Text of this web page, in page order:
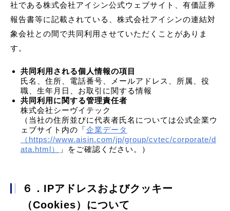
社である株式会社アイシン公式ウェブサイト、有価証券
報告書等に記載されている、株式会社アイシンの連結対
象会社との間で共同利用させていただくことがありま
す。
共同利用される個人情報の項目
氏名、住所、電話番号、メールアドレス、所属、役
職、生年月日、お取引に関する情報
共同利用に関する管理責任者
株式会社シーヴイテック
（当社の住所並びに代表者氏名については公式企業ウ
ェブサイト内の「企業データ
（https://www.aisin.com/jp/group/cvtec/corporate/d
ata.html）
」をご確認ください。）
６．IPアドレスおよびクッキー
（Cookies）について